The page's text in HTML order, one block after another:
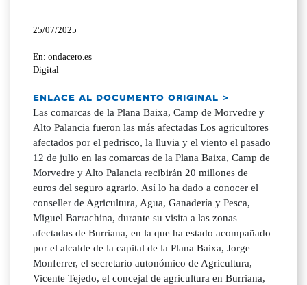
25/07/2025
En: ondacero.es
Digital
ENLACE AL DOCUMENTO ORIGINAL >
Las comarcas de la Plana Baixa, Camp de Morvedre y
Alto Palancia fueron las más afectadas Los agricultores
afectados por el pedrisco, la lluvia y el viento el pasado
12 de julio en las comarcas de la Plana Baixa, Camp de
Morvedre y Alto Palancia recibirán 20 millones de
euros del seguro agrario. Así lo ha dado a conocer el
conseller de Agricultura, Agua, Ganadería y Pesca,
Miguel Barrachina, durante su visita a las zonas
afectadas de Burriana, en la que ha estado acompañado
por el alcalde de la capital de la Plana Baixa, Jorge
Monferrer, el secretario autonómico de Agricultura,
Vicente Tejedo, el concejal de agricultura en Burriana,